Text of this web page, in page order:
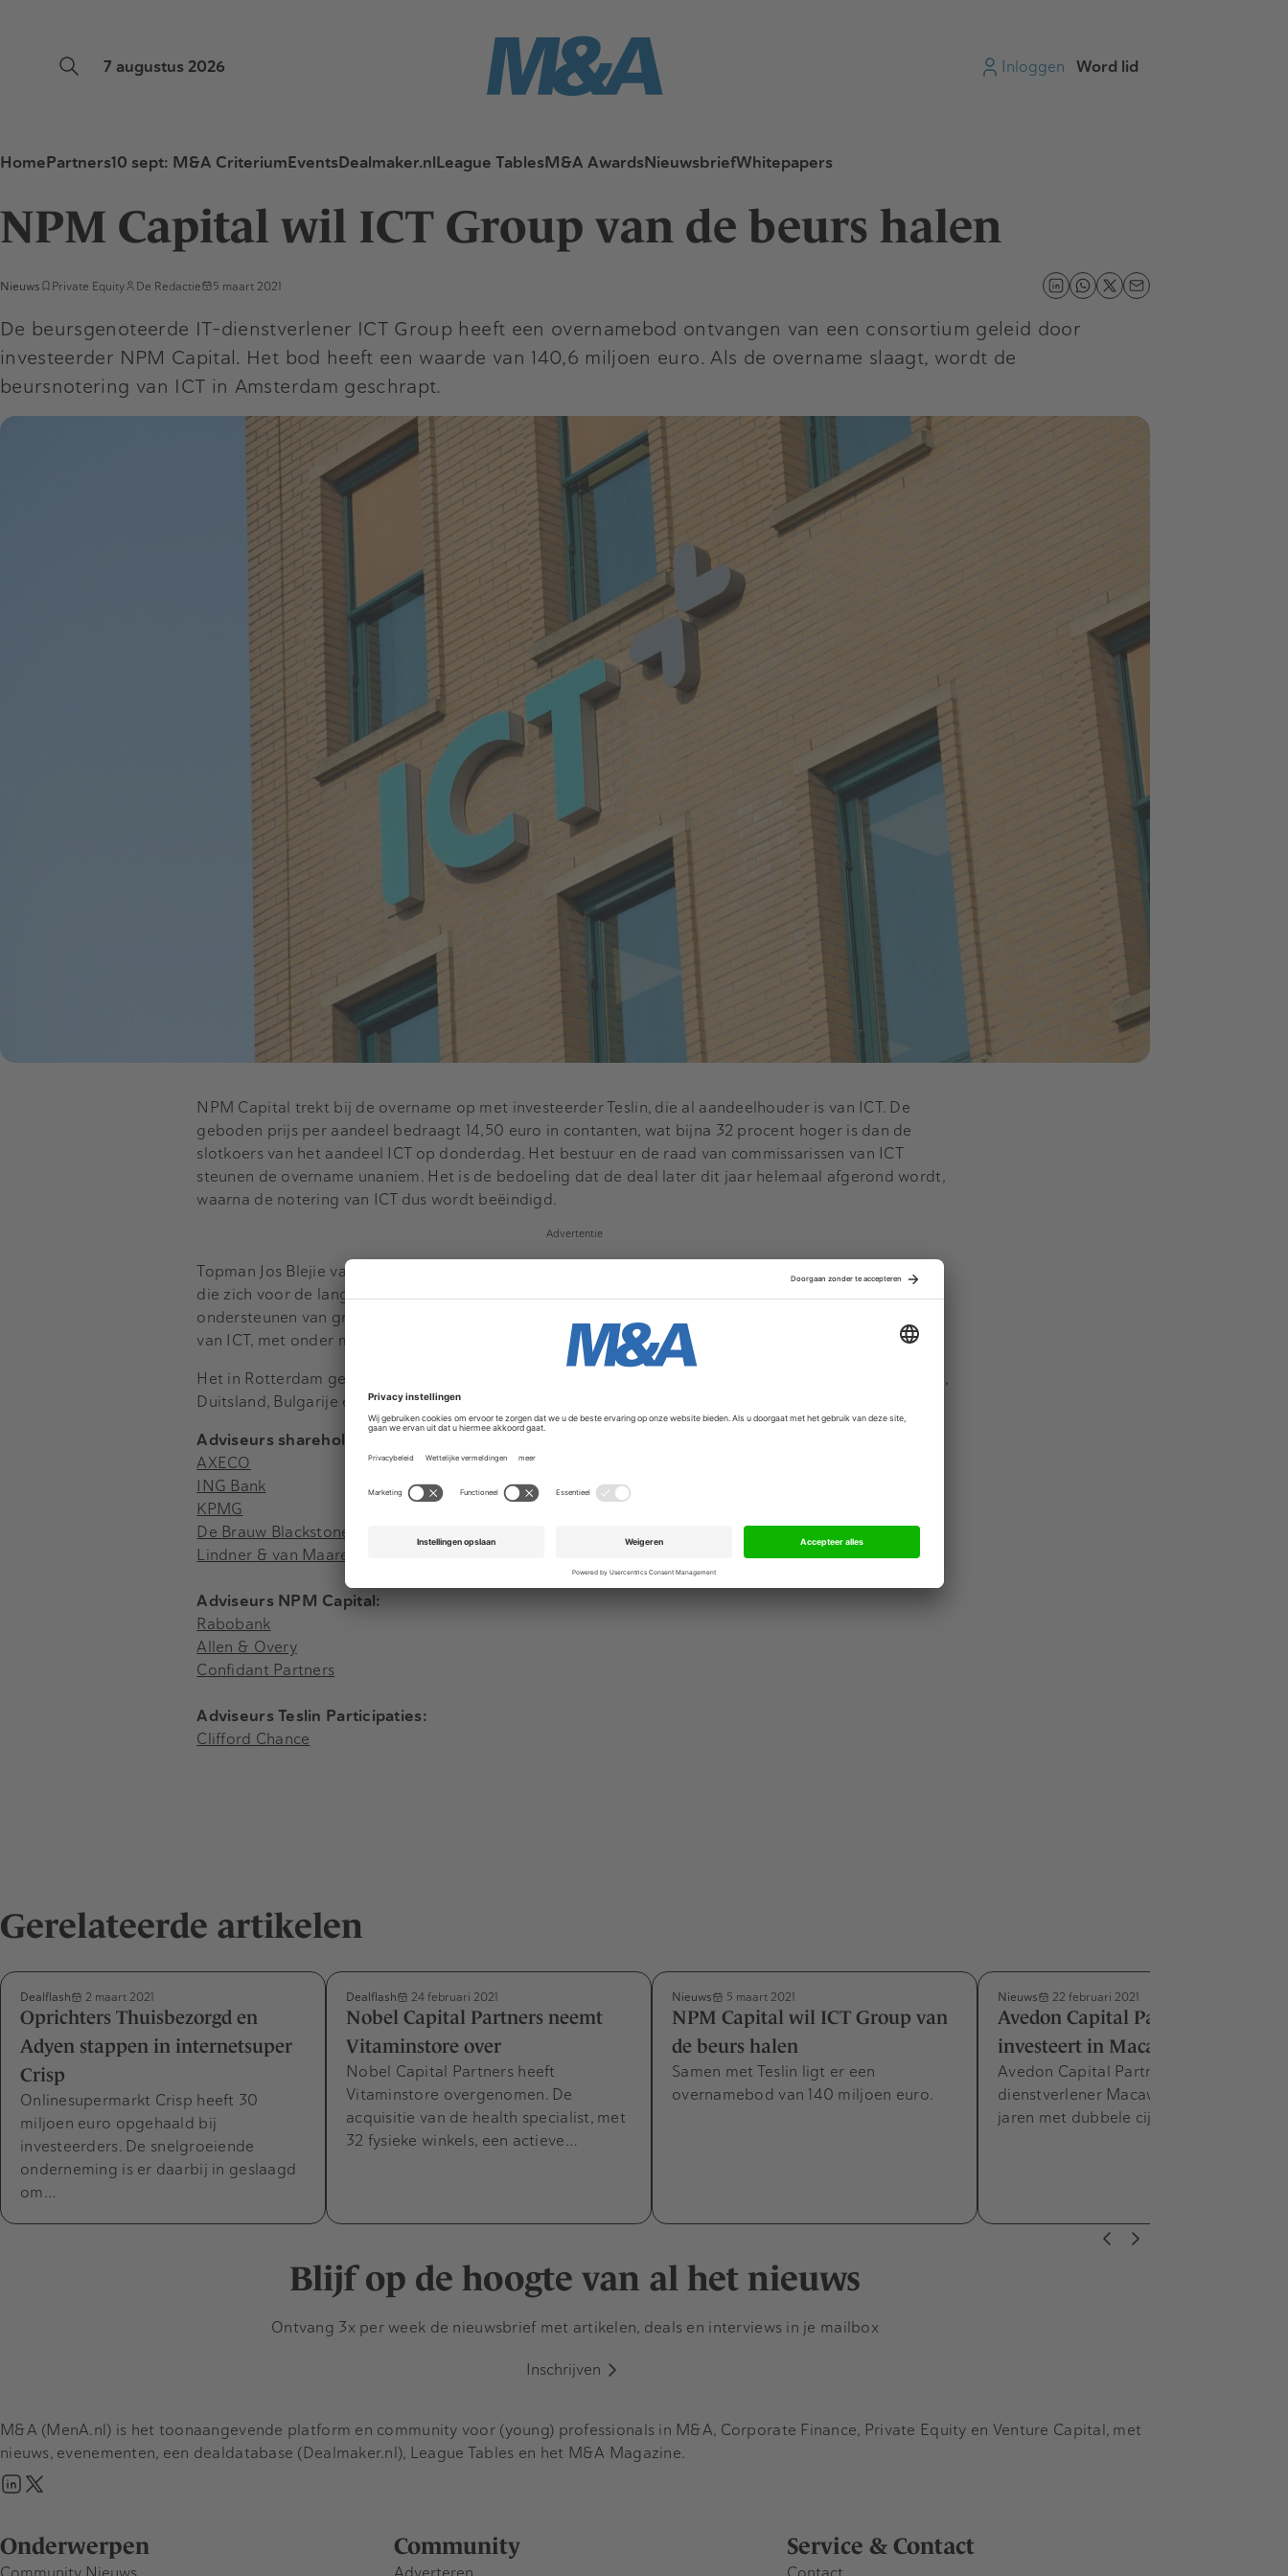
7 augustus 2026 Inloggen Word lid
HomePartners10 sept: M&A CriteriumEventsDealmaker.nlLeague TablesM&A AwardsNieuwsbriefWhitepapers
NPM Capital wil ICT Group van de beurs halen
Nieuws Private Equity De Redactie 5 maart 2021
De beursgenoteerde IT-dienstverlener ICT Group heeft een overnamebod ontvangen van een consortium geleid door
investeerder NPM Capital. Het bod heeft een waarde van 140,6 miljoen euro. Als de overname slaagt, wordt de
beursnotering van ICT in Amsterdam geschrapt.
NPM Capital trekt bij de overname op met investeerder Teslin, die al aandeelhouder is van ICT. De
geboden prijs per aandeel bedraagt 14,50 euro in contanten, wat bijna 32 procent hoger is dan de
slotkoers van het aandeel ICT op donderdag. Het bestuur en de raad van commissarissen van ICT
steunen de overname unaniem. Het is de bedoeling dat de deal later dit jaar helemaal afgerond wordt,
waarna de notering van ICT dus wordt beëindigd.
Advertentie
Topman Jos Blejie van ICT zegt dat NPM Capital en Teslin bekendstaan als Nederlandse investeerders
die zich voor de lange termijn binden aan bedrijven en een solide staat van dienst hebben bij het
ondersteunen van groei. Het consortium zal volgens hem dan ook bijdragen aan verdere uitbreiding
van ICT, met onder meer financiering voor overnames.
Het in Rotterdam gevestigde bedrijf telt ongeveer 1500 werknemers en is ook actief in België, Frankrijk,
Duitsland, Bulgarije en Zweden.
Adviseurs shareholders van ICT Group:
AXECO
ING Bank
KPMG
De Brauw Blackstone Westbroek
Lindner & van Maaren
Adviseurs NPM Capital:
Rabobank
Allen & Overy
Confidant Partners
Adviseurs Teslin Participaties:
Clifford Chance
Gerelateerde artikelen
Dealflash 2 maart 2021
Oprichters Thuisbezorgd en
Adyen stappen in internetsuper
Crisp
Onlinesupermarkt Crisp heeft 30
miljoen euro opgehaald bij
investeerders. De snelgroeiende
onderneming is er daarbij in geslaagd
om…
Dealflash 24 februari 2021
Nobel Capital Partners neemt
Vitaminstore over
Nobel Capital Partners heeft
Vitaminstore overgenomen. De
acquisitie van de health specialist, met
32 fysieke winkels, een actieve…
Nieuws 5 maart 2021
NPM Capital wil ICT Group van
de beurs halen
Samen met Teslin ligt er een
overnamebod van 140 miljoen euro.
Nieuws 22 februari 2021
Avedon Capital Partners
investeert in Macaw
Avedon Capital Partners helpt digitale
dienstverlener Macaw de komende
jaren met dubbele cijfers te groeien.
Blijf op de hoogte van al het nieuws
Ontvang 3x per week de nieuwsbrief met artikelen, deals en interviews in je mailbox
Inschrijven
Onderwerpen Community Service & Contact
M&A (MenA.nl) is het toonaangevende platform en community voor (young) professionals in M&A, Corporate Finance, Private Equity en Venture Capital, met
nieuws, evenementen, een dealdatabase (Dealmaker.nl), League Tables en het M&A Magazine.